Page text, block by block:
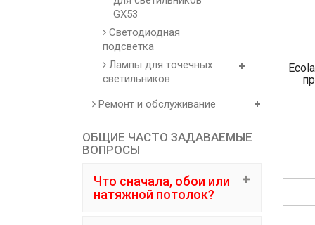
GX53
Светодиодная
подсветка
Лампы для точечных
светильников
Ремонт и обслуживание
ОБЩИЕ ЧАСТО ЗАДАВАЕМЫЕ
ВОПРОСЫ
Что сначала, обои или
натяжной потолок?